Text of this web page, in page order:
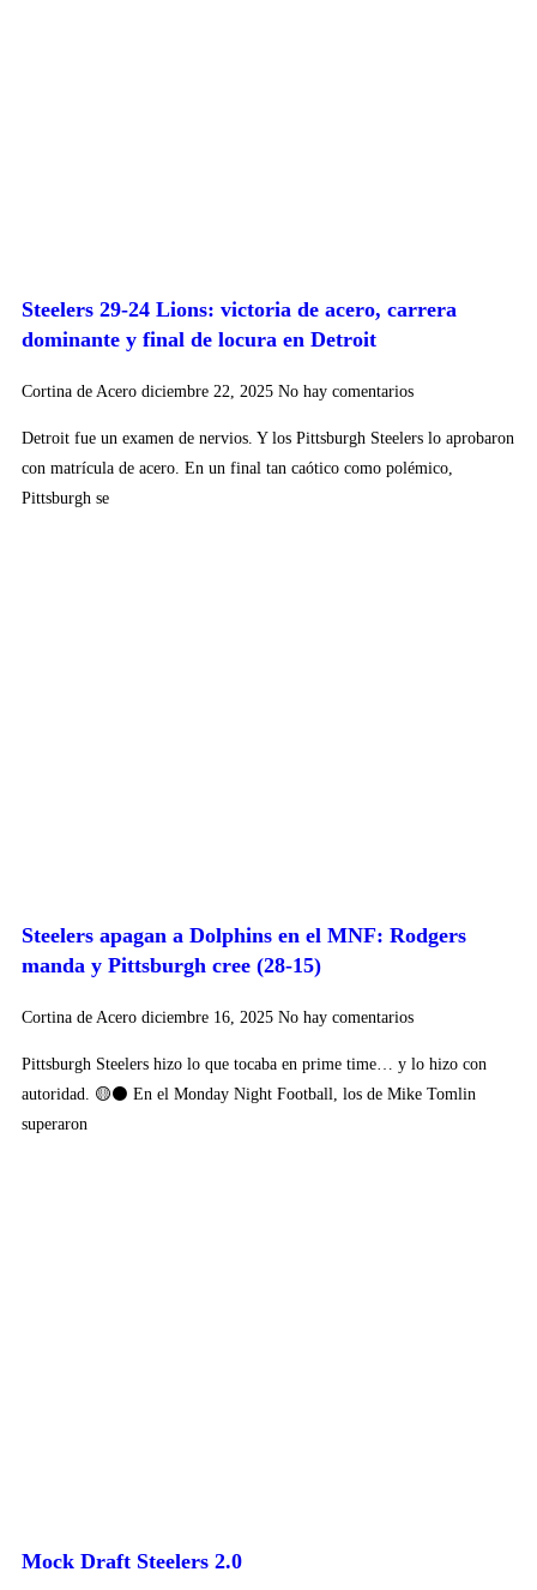
Steelers 29-24 Lions: victoria de acero, carrera
dominante y final de locura en Detroit
Cortina de Acero diciembre 22, 2025 No hay comentarios
Detroit fue un examen de nervios. Y los Pittsburgh Steelers lo aprobaron
con matrícula de acero. En un final tan caótico como polémico,
Pittsburgh se
Steelers apagan a Dolphins en el MNF: Rodgers
manda y Pittsburgh cree (28-15)
Cortina de Acero diciembre 16, 2025 No hay comentarios
Pittsburgh Steelers hizo lo que tocaba en prime time… y lo hizo con
autoridad. 🟡⚫ En el Monday Night Football, los de Mike Tomlin
superaron
Mock Draft Steelers 2.0